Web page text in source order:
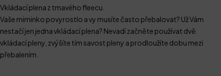
Vkládací plena z tmavého fleecu.
Vaše miminko povyrostlo a vy musíte často přebalovat? Už Vám
nestačí jen jedna vkládací plena? Nevadí začněte používat dvě
vkládací pleny, zvýšíte tím savost pleny a prodloužíte dobu mezi
přebalením.